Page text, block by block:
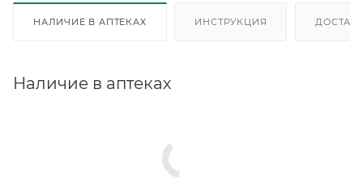
НАЛИЧИЕ В АПТЕКАХ ИНСТРУКЦИЯ
Наличие в аптеках